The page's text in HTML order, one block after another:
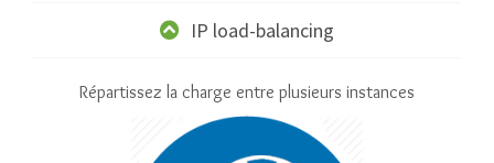
IP load-balancing
Répartissez la charge entre plusieurs instances